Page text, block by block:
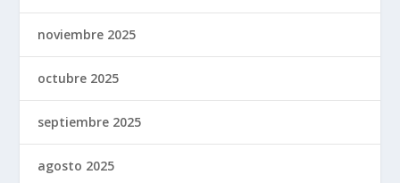
noviembre 2025
octubre 2025
septiembre 2025
agosto 2025